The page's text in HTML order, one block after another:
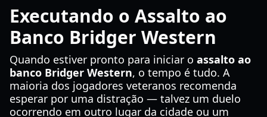
Executando o Assalto ao
Banco Bridger Western
Quando estiver pronto para iniciar o assalto ao
banco Bridger Western, o tempo é tudo. A
maioria dos jogadores veteranos recomenda
esperar por uma distração — talvez um duelo
ocorrendo em outro lugar da cidade ou um